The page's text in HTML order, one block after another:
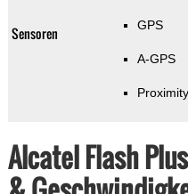
Sensoren GPS
A-GPS
Proximity
Alcatel Flash